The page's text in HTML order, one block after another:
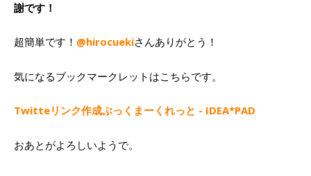
謝です！
超簡単です！ @hirocuekiさんありがとう！
気になるブックマークレットはこちらです。
Twitteリンク作成ぶっくまーくれっと - IDEA*PAD
おあとがよろしいようで。